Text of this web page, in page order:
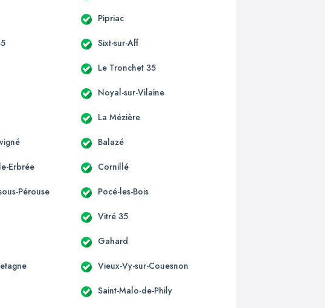
Pipriac
Sixt-sur-Aff
Le Tronchet 35
Noyal-sur-Vilaine
La Mézière
Balazé
Erbrée Cornillé
Pérouse Pocé-les-Bois
Vitré 35
Gahard
Vieux-Vy-sur-Couesnon
Saint-Malo-de-Phily